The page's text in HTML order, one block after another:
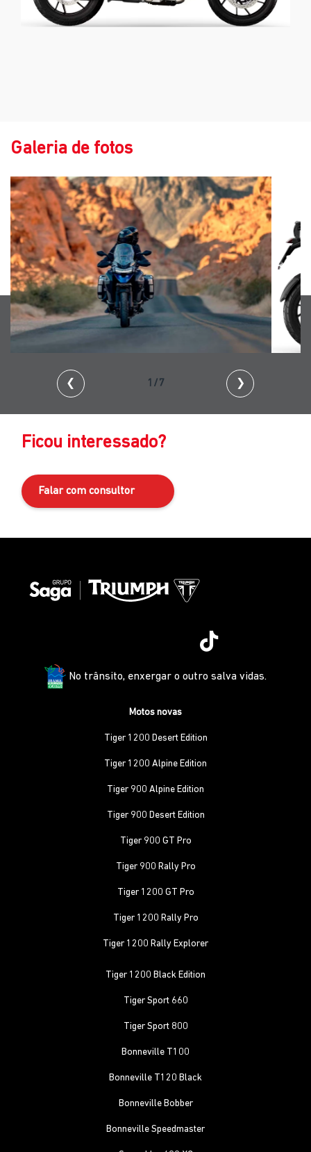
Galeria de fotos
❮ 2/7 ❯
Ficou interessado?
Falar com consultor
No trânsito, enxergar o outro salva vidas.
Motos novas
Tiger 1200 Desert Edition
Tiger 1200 Alpine Edition
Tiger 900 Alpine Edition
Tiger 900 Desert Edition
Tiger 900 GT Pro
Tiger 900 Rally Pro
Tiger 1200 GT Pro
Tiger 1200 Rally Pro
Tiger 1200 Rally Explorer
Tiger 1200 Black Edition
Tiger Sport 660
Tiger Sport 800
Bonneville T100
Bonneville T120 Black
Bonneville Bobber
Bonneville Speedmaster